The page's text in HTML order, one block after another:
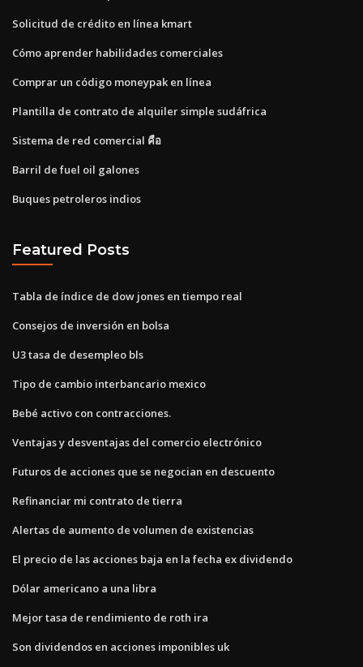
Solicitud de crédito en línea kmart
Cómo aprender habilidades comerciales
Comprar un código moneypak en línea
Plantilla de contrato de alquiler simple sudáfrica
Sistema de red comercial คือ
Barril de fuel oil galones
Buques petroleros indios
Featured Posts
Tabla de índice de dow jones en tiempo real
Consejos de inversión en bolsa
U3 tasa de desempleo bls
Tipo de cambio interbancario mexico
Bebé activo con contracciones.
Ventajas y desventajas del comercio electrónico
Futuros de acciones que se negocian en descuento
Refinanciar mi contrato de tierra
Alertas de aumento de volumen de existencias
El precio de las acciones baja en la fecha ex dividendo
Dólar americano a una libra
Mejor tasa de rendimiento de roth ira
Son dividendos en acciones imponibles uk